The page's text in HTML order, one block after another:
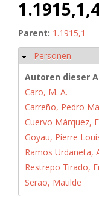
Parent: 1.1915,1
Hide
Personen
Autoren dieser
Caro, M. A.
Carreño, Pedro
Cuervo Márquez,
Goyau, Pierre
Ramos Urdaneta,
Restrepo Tirado,
Serao, Matilde